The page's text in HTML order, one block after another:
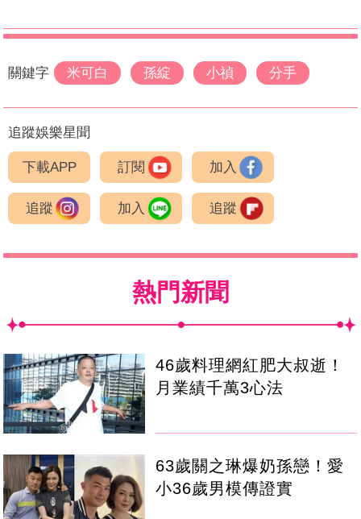
關鍵字 米可白 孫綻 小禎 分手
追蹤娛樂星聞
下載APP 訂閱 加入
追蹤 加入 追蹤
熱門新聞
46歲料理網紅肥大叔逝！
月業績千萬3心法
63歲關之琳爆奶孫戀！愛
小36歲男模傳證實